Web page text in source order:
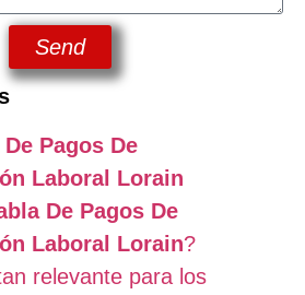
Send
Pagos De
Laboral Lorain
De Pagos De
Laboral Lorain?
relevante para los